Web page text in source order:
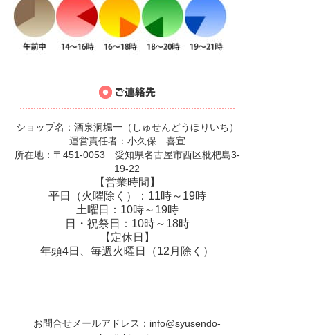
ショップ名：酒泉洞堀一（しゅせんどうほりいち）
運営責任者：小久保 喜宣
所在地：〒451-0053 愛知県名古屋市西区枇杷島3-
19-22
【営業時間】
平日（火曜除く）：11時～19時
土曜日：10時～19時
日・祝祭日：10時～18時
【定休日】
年頭4日、毎週火曜日（12月除く）
お問合せメールアドレス： info@syusendo-